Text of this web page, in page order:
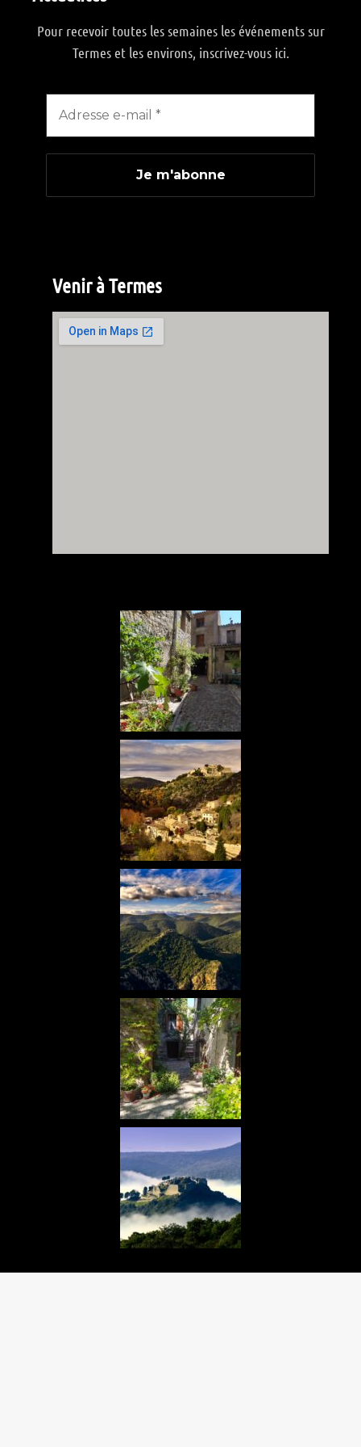
Pour recevoir toutes les semaines les événements sur
Termes et les environs, inscrivez-vous ici.
Venir à Termes